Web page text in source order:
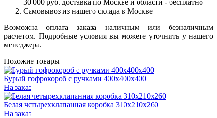
30 000 руб. доставка по Москве и области - бесплатно
Самовывоз из нашего склада в Москве
Возможна оплата заказа наличным или безналичным
расчетом. Подробные условия вы можете уточнить у нашего
менеджера.
Похожие товары
Бурый гофрокороб с ручками 400х400х400
На заказ
Белая четырехклапанная коробка 310х210х260
На заказ